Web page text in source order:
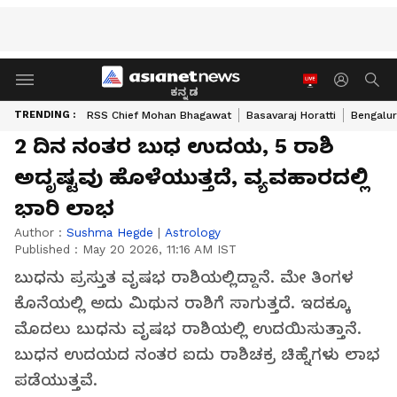
ಕನ್ನಡ
TRENDING : RSS Chief Mohan Bhagawat Basavaraj Horatti
2 ದಿನ ನಂತರ ಬುಧ ಉದಯ, 5 ರಾಶಿ
ಅದೃಷ್ಟವು ಹೊಳೆಯುತ್ತದೆ, ವ್ಯವಹಾರದಲ್ಲಿ
ಭಾರಿ ಲಾಭ
Author : Sushma Hegde | Astrology
Published : May 20 2026, 11:16 AM IST
ಬುಧನು ಪ್ರಸ್ತುತ ವೃಷಭ ರಾಶಿಯಲ್ಲಿದ್ದಾನೆ. ಮೇ ತಿಂಗಳ
ಕೊನೆಯಲ್ಲಿ ಅದು ಮಿಥುನ ರಾಶಿಗೆ ಸಾಗುತ್ತದೆ. ಇದಕ್ಕೂ
ಮೊದಲು ಬುಧನು ವೃಷಭ ರಾಶಿಯಲ್ಲಿ ಉದಯಿಸುತ್ತಾನೆ.
ಬುಧನ ಉದಯದ ನಂತರ ಐದು ರಾಶಿಚಕ್ರ ಚಿಹ್ನೆಗಳು ಲಾಭ
ಪಡೆಯುತ್ತವೆ.